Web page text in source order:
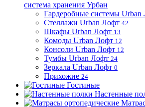
система хранения Урбан
Гардеробные системы Urban
Стеллажи Urban Лофт 42
Шкафы Urban Лофт 13
Комоды Urban Лофт 12
Консоли Urban Лофт 12
Тумбы Urban Лофт 24
Зеркала Urban Лофт 0
Прихожие 24
Гостиные
Настенные